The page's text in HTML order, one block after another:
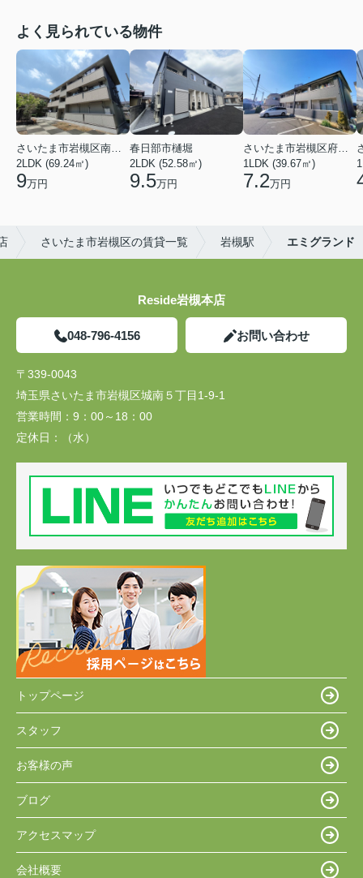
よく見られている物件
2LDK (69.24㎡)
9万円
春日部市樋堀
2LDK (52.58㎡)
9.5万円
1LDK (39.67㎡)
7.2万円
さいたま市岩槻区の賃貸一覧 岩槻駅 エミグランド
Reside岩槻本店
048-796-4156 お問い合わせ
〒339-0043
埼玉県さいたま市岩槻区城南５丁目1-9-1
営業時間： 9：00～18：00
定休日：
（水）
トップページ
スタッフ
お客様の声
ブログ
アクセスマップ
会社概要